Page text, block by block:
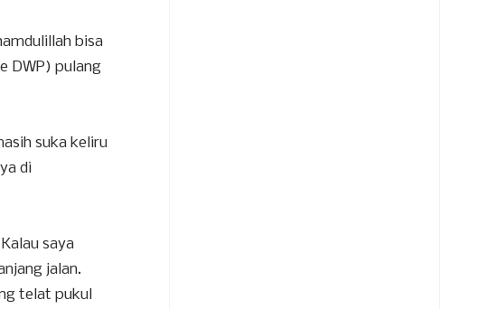
bisa
DWP) pulang
suka keliru
di
saya
jalan.
telat pukul